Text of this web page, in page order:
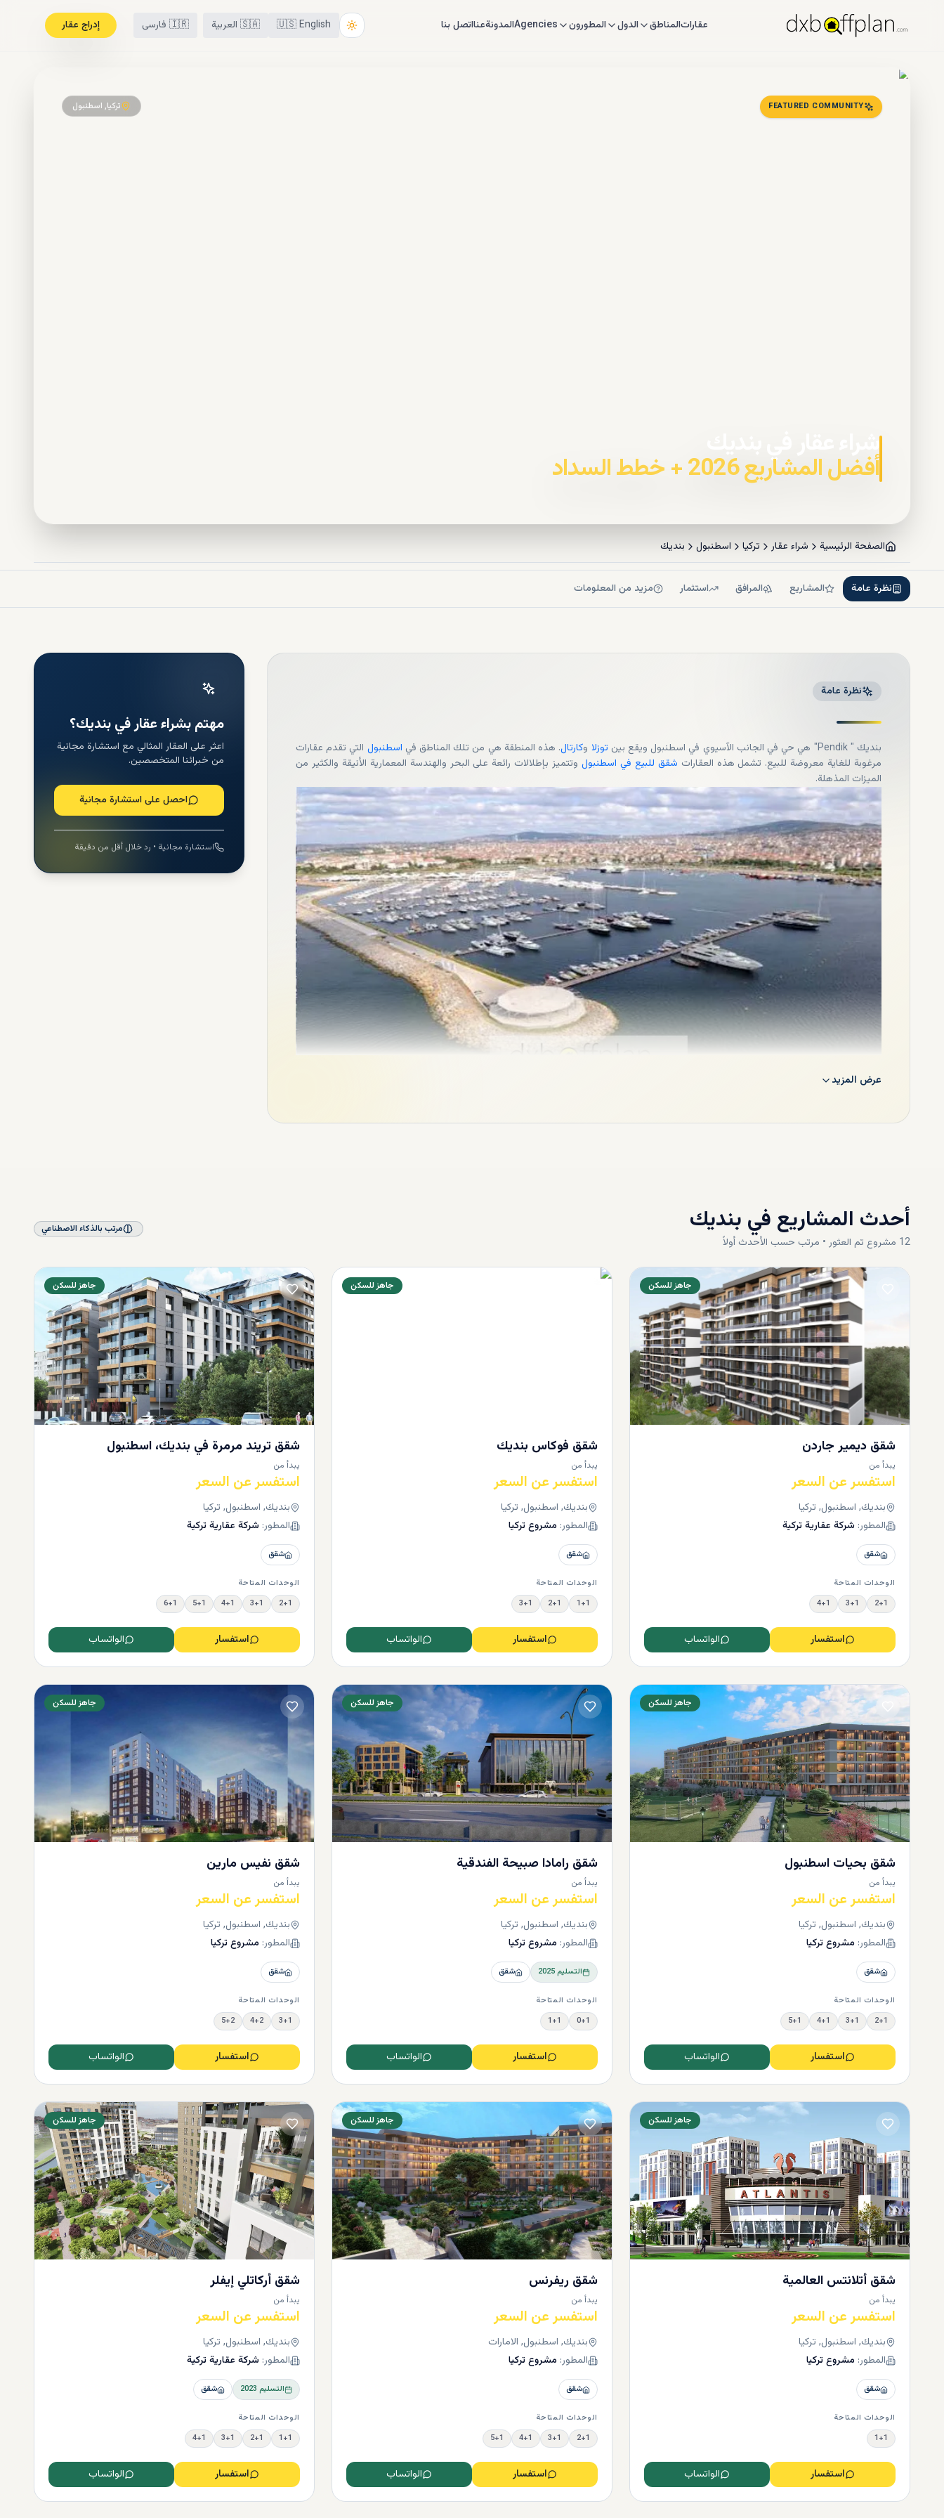
عقاراتالمناطق الدول المطورون Agenciesالمدونةعنااتصل بنا 🇺🇸English
🇸🇦 العربية 🇮🇷 فارسی إدراج عقار
FEATURED COMMUNITY تركيا, اسطنبول
شراء عقار في بنديك
أفضل المشاريع 2026 + خطط السداد
الصفحة الرئيسية شراء عقار تركيا اسطنبول بنديك
نظرة عامة المشاريع المرافق استثمار مزيد من المعلومات
نظرة عامة
بنديك " Pendik" هي حي في الجانب الآسيوي في اسطنبول ويقع بين توزلا وكارتال. هذه المنطقة هي من تلك المناطق في اسطنبول التي تقدم عقارات
مرغوبة للغاية معروضة للبيع. تشمل هذه العقارات شقق للبيع في اسطنبول وتتميز بإطلالات رائعة على البحر والهندسة المعمارية الأنيقة والكثير من
الميزات المذهلة.
إنها منطقة جذبت انتباه العديد من المستثمرين العقاريين المحليين والعالميين. كما ستصبح العقارات أكثر قيمة خاصة عندما يُتوقع ارتفاع الأسعار في
عرض المزيد
مهتم بشراء عقار في بنديك؟
اعثر على العقار المثالي مع استشارة مجانية
من خبرائنا المتخصصين.
احصل على استشارة مجانية
استشارة مجانية • رد خلال أقل من دقيقة
أحدث المشاريع في بنديك
12 مشروع تم العثور • مرتب حسب الأحدث أولاً
مرتب بالذكاء الاصطناعي
جاهز للسكن
شقق ديمير جاردن
يبدأ من
استفسر عن السعر
بنديك, اسطنبول, تركيا
المطور: شركة عقارية تركية
شقق
الوحدات المتاحة
2+1
3+1
4+1
استفسار الواتساب
جاهز للسكن
شقق فوكاس بنديك
يبدأ من
استفسر عن السعر
بنديك, اسطنبول, تركيا
المطور: مشروع تركيا
شقق
الوحدات المتاحة
1+1
2+1
3+1
استفسار الواتساب
جاهز للسكن
شقق تريند مرمرة في بنديك، اسطنبول
يبدأ من
استفسر عن السعر
بنديك, اسطنبول, تركيا
المطور: شركة عقارية تركية
شقق
الوحدات المتاحة
2+1
3+1
4+1
5+1
6+1
استفسار الواتساب
جاهز للسكن
شقق بحيات اسطنبول
يبدأ من
استفسر عن السعر
بنديك, اسطنبول, تركيا
المطور: مشروع تركيا
شقق
الوحدات المتاحة
2+1
3+1
4+1
5+1
استفسار الواتساب
جاهز للسكن
شقق رامادا صبيحة الفندقية
يبدأ من
استفسر عن السعر
بنديك, اسطنبول, تركيا
المطور: مشروع تركيا
التسليم2025 شقق
الوحدات المتاحة
0+1
1+1
استفسار الواتساب
جاهز للسكن
شقق نفيس مارين
يبدأ من
استفسر عن السعر
بنديك, اسطنبول, تركيا
المطور: مشروع تركيا
شقق
الوحدات المتاحة
3+1
4+2
5+2
استفسار الواتساب
جاهز للسكن
شقق أتلانتس العالمية
يبدأ من
استفسر عن السعر
بنديك, اسطنبول, تركيا
المطور: مشروع تركيا
شقق
الوحدات المتاحة
1+1
استفسار الواتساب
جاهز للسكن
شقق ريفرنس
يبدأ من
استفسر عن السعر
بنديك, اسطنبول, الامارات
المطور: مشروع تركيا
شقق
الوحدات المتاحة
2+1
3+1
4+1
5+1
استفسار الواتساب
جاهز للسكن
شقق أركاتلي إيفلر
يبدأ من
استفسر عن السعر
بنديك, اسطنبول, تركيا
المطور: شركة عقارية تركية
التسليم 2023 شقق
الوحدات المتاحة
1+1
2+1
3+1
4+1
استفسار الواتساب